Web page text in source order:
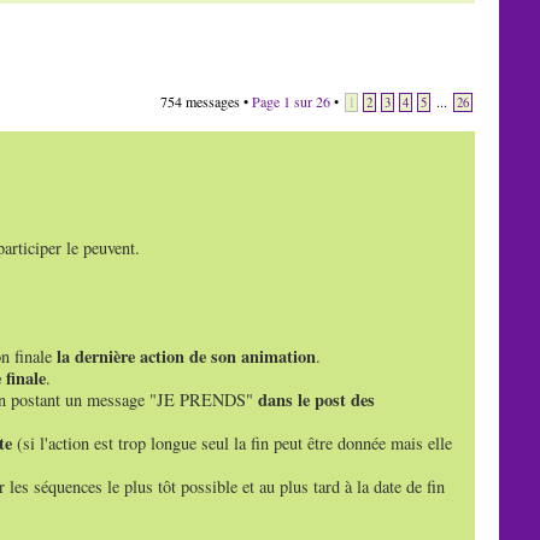
754 messages •Page 1 sur26• 1 2 3 4 5 ... 26
le peuvent.
finale la dernière action de son animation.
finale.
postant un message "JE PRENDS" dans le post des
(si l'action est trop longue seul la fin peut être donnée mais elle
séquences le plus tôt possible et au plus tard à la date de fin